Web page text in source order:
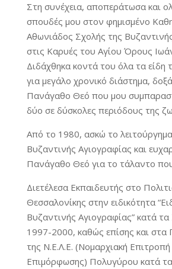
Στη συνέχεια, αποπεράτωσα και
σπουδές μου στον φημισμένο
Αθωνιάδος Σχολής της
στις Καρυές του Αγίου Όρους
Διδάχθηκα κοντά του όλα τα είδη
για μεγάλο χρονικό διάστημα,
Πανάγαθο Θεό που μου
δύο σε δύσκολες περιόδους της
Από το 1980, ασκώ το
Βυζαντινής Αγιογραφίας και
Πανάγαθο Θεό για το τάλαντο
Διετέλεσα Εκπαιδευτής στο
Θεσσαλονίκης στην ειδικότητα
Βυζαντινής Αγιογραφίας” κατά
1997-2000, καθώς επίσης και
της Ν.Ε.Λ.Ε. (Νομαρχιακή Επιτροπή
Επιμόρφωσης) Πολυγύρου κατά